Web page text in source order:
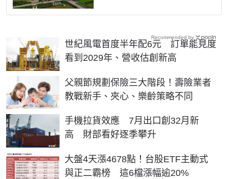
世紀風電首度半年配6元 訂單能見度
看到2029年、營收估創新高
父親節規劃保險三大階段！壽險業者
教戰新手、夾心、樂齡策略不同
手機拉貨效應 7月出口創32月新
高 財部看好逐季攀升
大盤4天漲4678點！台股ETF主動式
與正二霸榜 這6檔漲幅逾20%
Recommended by